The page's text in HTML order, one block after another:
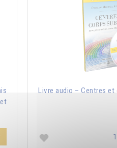
Livre audio – Centres